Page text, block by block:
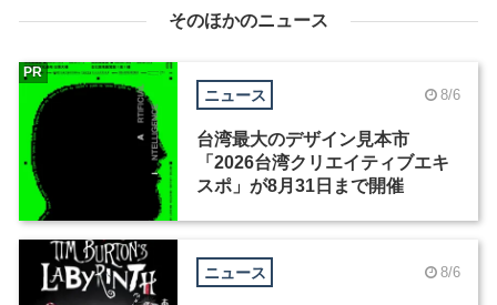
そのほかのニュース
ニュース 8/6
台湾最大のデザイン見本市
「2026台湾クリエイティブエキ
スポ」が8月31日まで開催
PR
ニュース 8/6